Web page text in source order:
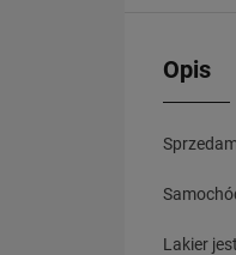
Opis
Lakier